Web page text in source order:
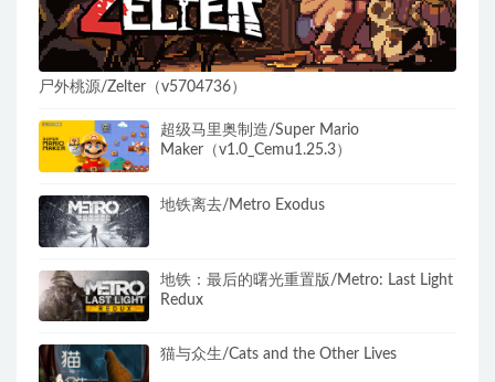
尸外桃源/Zelter（v5704736）
超级马里奥制造/Super Mario
Maker（v1.0_Cemu1.25.3）
地铁离去/Metro Exodus
地铁：最后的曙光重置版/Metro: Last Light
Redux
猫与众生/Cats and the Other Lives